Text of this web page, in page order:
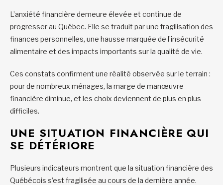
L’anxiété financière demeure élevée et continue de
progresser au Québec. Elle se traduit par une fragilisation des
finances personnelles, une hausse marquée de l’insécurité
alimentaire et des impacts importants sur la qualité de vie.
Ces constats confirment une réalité observée sur le terrain :
pour de nombreux ménages, la marge de manœuvre
financière diminue, et les choix deviennent de plus en plus
difficiles.
UNE SITUATION FINANCIÈRE QUI
SE DÉTÉRIORE
Plusieurs indicateurs montrent que la situation financière des
Québécois s’est fragilisée au cours de la dernière année.